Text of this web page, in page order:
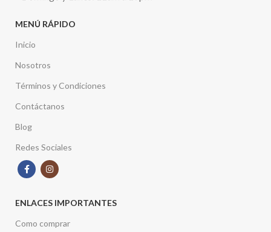
MENÚ RÁPIDO
Inicio
Nosotros
Términos y Condiciones
Contáctanos
Blog
Redes Sociales
ENLACES IMPORTANTES
Como comprar